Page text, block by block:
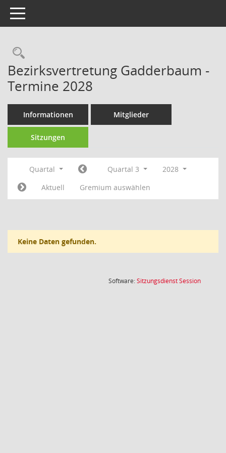
Toggle navigation
Rechercheauswahl
Bezirksvertretung Gadderbaum -
Termine 2028
Informationen Mitglieder
Sitzungen
Quartal Quartal 3
2028
Aktuell
Gremium auswählen
Keine Daten gefunden.
Software:SitzungsdienstSession(Wird in